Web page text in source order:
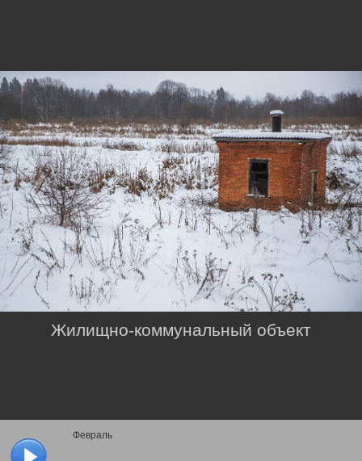
Февраль
Жилищно-коммунальный объект